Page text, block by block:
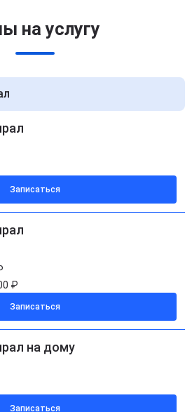
на услугу
Записаться
₽
Записаться
на дому
Записаться